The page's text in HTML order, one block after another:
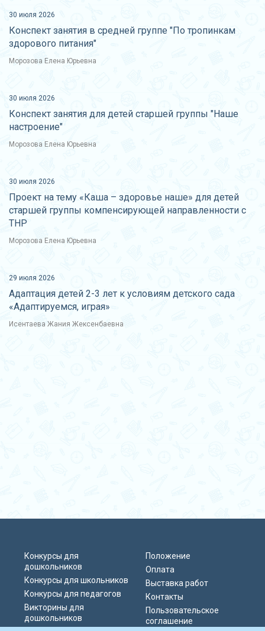
30 июля 2026
Конспект занятия в средней группе "По тропинкам
здорового питания"
Морозова Елена Юрьевна
30 июля 2026
Конспект занятия для детей старшей группы "Наше
настроение"
Морозова Елена Юрьевна
30 июля 2026
Проект на тему «Каша – здоровье наше» для детей
старшей группы компенсирующей направленности с
ТНР
Морозова Елена Юрьевна
29 июля 2026
Адаптация детей 2-3 лет к условиям детского сада
«Адаптируемся, играя»
Исентаева Жания Жексенбаевна
Конкурсы для
дошкольников
Конкурсы для школьников
Конкурсы для педагогов
Викторины для
дошкольников
Положение
Оплата
Выставка работ
Контакты
Пользовательское
соглашение